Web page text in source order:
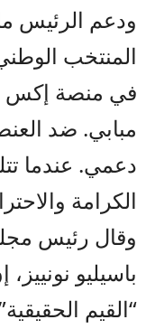
ودعم الرئيس
المنتخب
في منصة إكس
مبابي. ضد
دعمي. عندما
الكرامة
وقال رئيس
باسيليو
“القيم